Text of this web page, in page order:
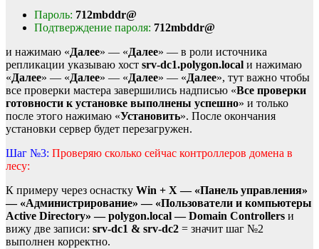
Пароль: 712mbddr@
Подтверждение пароля: 712mbddr@
и нажимаю «Далее» — «Далее» — в роли источника
репликации указываю хост srv-dc1.polygon.local и нажимаю
«Далее» — «Далее» — «Далее» — «Далее», тут важно чтобы
все проверки мастера завершились надписью «Все проверки
готовности к установке выполнены успешно» и только
после этого нажимаю «Установить». После окончания
установки сервер будет перезагружен.
Шаг №3: Проверяю сколько сейчас контроллеров домена в
лесу:
К примеру через оснастку Win + X — «Панель управления»
— «Администрирование» — «Пользователи и компьютеры
Active Directory» — polygon.local — Domain Controllers и
вижу две записи: srv-dc1 & srv-dc2 = значит шаг №2
выполнен корректно.